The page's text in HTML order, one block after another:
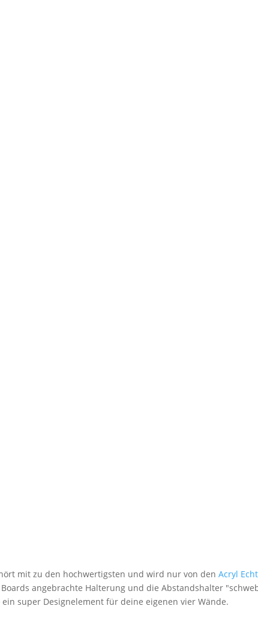
mit zu den hochwertigsten und wird nur von den Acryl
angebrachte Halterung und die Abstandshalter
super Designelement für deine eigenen vier Wände.